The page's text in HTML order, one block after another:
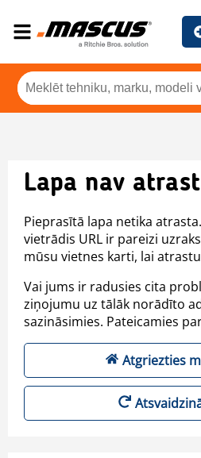
Lapa nav
Pieprasītā lapa netika
vietrādis URL ir pareizi
mūsu vietnes karti, lai
Vai jums ir radusies cita
ziņojumu uz tālāk norādīto
sazināsimies. Pateicamies
Atgriezties